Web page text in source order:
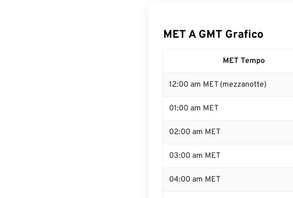
MET A GMT Grafico
MET Tempo
12:00 am MET (mezzanotte)
01:00 am MET
02:00 am MET
03:00 am MET
04:00 am MET